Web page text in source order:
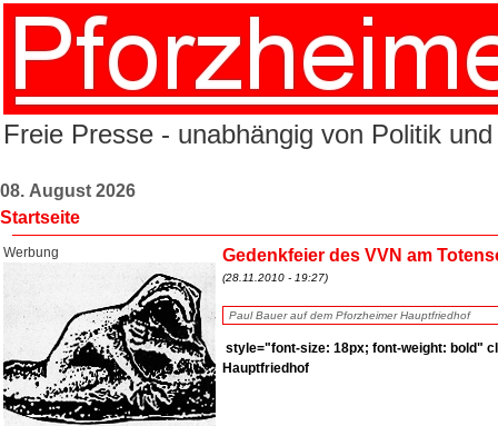
Freie Presse - unabhängig von Politik
08. August 2026
Startseite
Werbung Gedenkfeier des VVN am
(28.11.2010 - 19:27)
Paul Bauer auf dem Pforzheimer Hauptfriedhof
style="font-size: 18px; font-weight: bold"
Hauptfriedhof